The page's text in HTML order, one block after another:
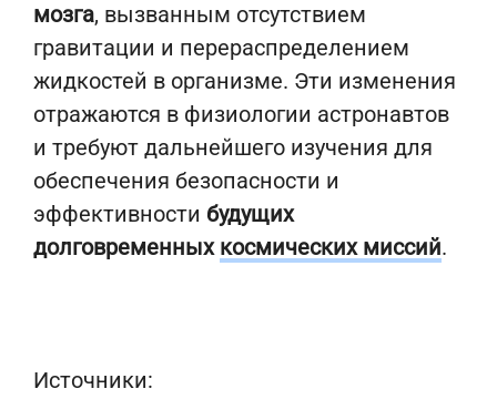
мозга, вызванным отсутствием
гравитации и перераспределением
жидкостей в организме. Эти изменения
отражаются в физиологии астронавтов
и требуют дальнейшего изучения для
обеспечения безопасности и
эффективности будущих
долговременных космических миссий.
Источники: